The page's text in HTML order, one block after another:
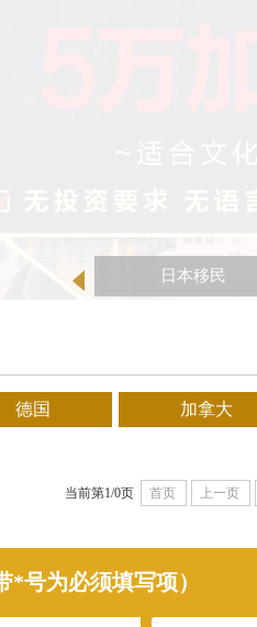
日本移民
德国 加拿大
当前第1/0页 首页 上一页
号为必须填写项）